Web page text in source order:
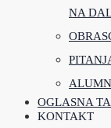
NA
OGLASNA
KONTAKT